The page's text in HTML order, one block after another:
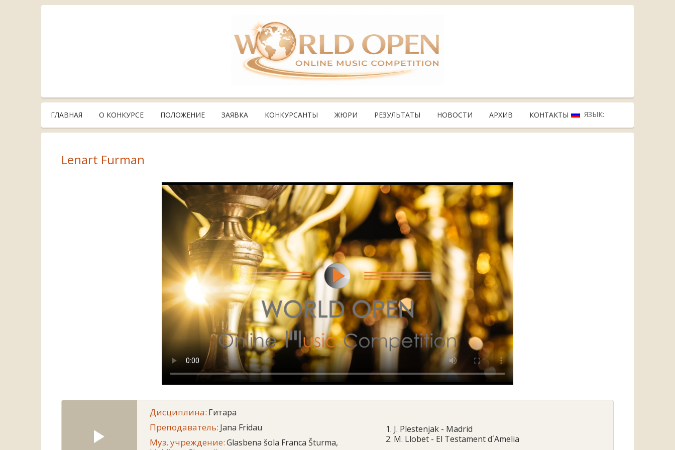
ГЛАВНАЯ О КОНКУРСЕ ПОЛОЖЕНИЕ ЗАЯВКА КОНКУРСАНТЫ ЖЮРИ РЕЗУЛЬТАТЫ НОВОСТИ АРХИВ КОНТАКТЫ ЯЗЫК:
Lenart Furman
Дисциплина: Гитара
Преподаватель: Jana Fridau
Муз. учреждение:Glasbena šola Franca Šturma,
1. J. Plestenjak - Madrid
2. M. Llobet - El Testament d´Amelia